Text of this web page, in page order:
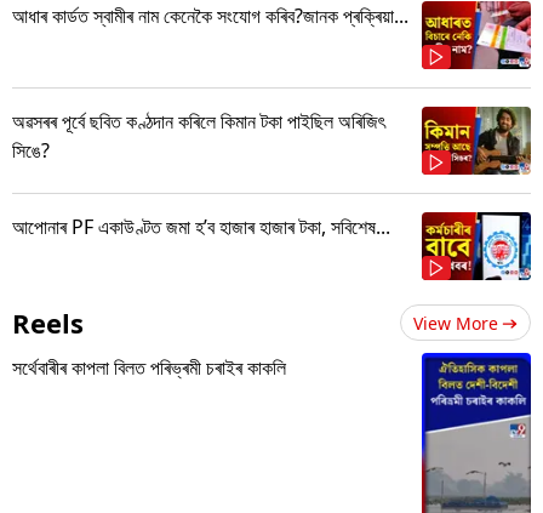
আধাৰ কাৰ্ডত স্বামীৰ নাম কেনেকৈ সংযোগ কৰিব?জানক প্ৰক্ৰিয়া...
অৱসৰৰ পূৰ্বে ছবিত কণ্ঠদান কৰিলে কিমান টকা পাইছিল অৰিজিৎ
সিঙে?
আপোনাৰ PF একাউণ্টত জমা হ’ব হাজাৰ হাজাৰ টকা, সবিশেষ...
Reels View More
সৰ্থেবাৰীৰ কাপলা বিলত পৰিভ্ৰমী চৰাইৰ কাকলি